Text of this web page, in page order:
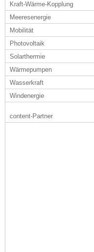
Kraft-Wärme-Kopplung
Meeresenergie
Mobilität
Photovoltaik
Solarthermie
Wärmepumpen
Wasserkraft
Windenergie
content-Partner